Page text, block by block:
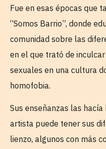
Fue en esas épocas que
“Somos Barrio”, donde
comunidad sobre las
en el que trató de
sexuales en una cultura
homofobia.
Sus enseñanzas las
artista puede tener sus
lienzo, algunos con más